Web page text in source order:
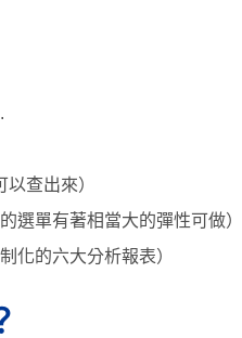
查出來）
選單有著相當大的彈性可做）
化的六大分析報表）